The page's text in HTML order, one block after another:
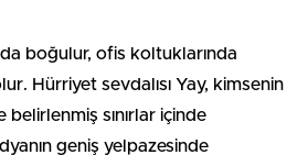
boğulur, ofis koltuklarında
Hürriyet sevdalısı Yay, kimsenin
sınırlar içinde
geniş yelpazesinde